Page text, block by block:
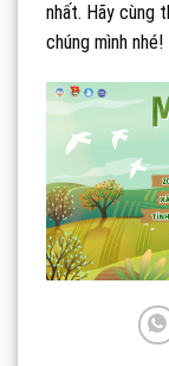
nhất. Hãy cùng
chúng mình nhé!